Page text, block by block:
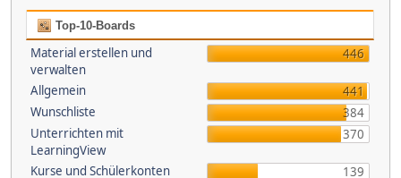
Top-10-Boards
Material erstellen und
verwalten
446
Allgemein
441
Wunschliste
384
Unterrichten mit
LearningView
370
Kurse und Schülerkonten
139